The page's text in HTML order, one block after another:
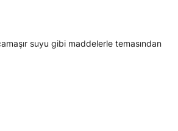
suyu gibi maddelerle temasından